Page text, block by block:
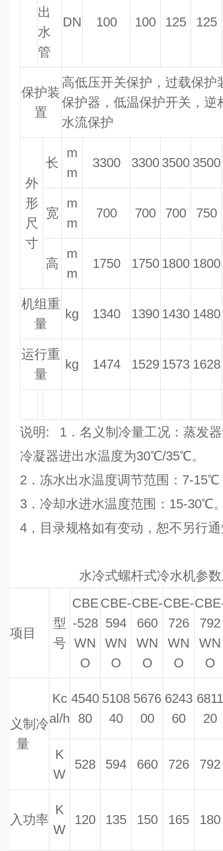
出
水
管
DN 100 100 125 125
保护装
置
高低压开关保护，过载保护
保护器，低温保护开关，逆
水流保护
外
形
尺
寸
长
m
m
3300 3300 3500 3500
宽
m
m
700 700 700 750
高
m
m
1750 1750 1800 1800
机组重
量
kg 1340 1390 1430 1480
运行重
量
kg 1474 1529 1573 1628
说明 : 1 ．名义制冷量工况：蒸发
冷凝器进出水温度为30℃/35℃。
2 ．冻水出水温度调节范围： 7-15℃
3 ．冷却水进水温度范围： 15-30℃
4 ， 目录规格如有变动，恕不另行
水冷式螺杆式冷水机参
项目
型
号
CBE
-528
WN
O
CBE-
594
WN
O
CBE-
660
WN
O
CBE-
726
WN
O
792
WN
O
义制冷
量
Kc
al/h
4540
80
5108
40
5676
00
6243
60
6811
20
K
W
528 594 660 726 792
入功率
K
W
120 135 150 165 180